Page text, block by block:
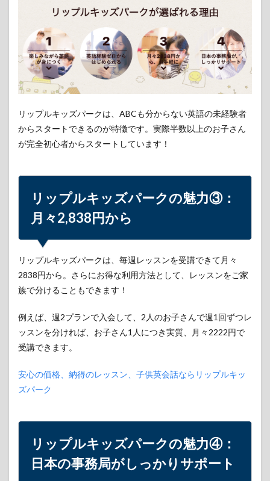
③：
月々
2,838
円か
ら
4
プル
キッ
ズパ
ーク
日本
の事
務局
がし
りサ
ポー
5
プル
キッ
ズパ
ーク
⑤：
「子
オン
ン英
会話
講師
リップルキッズパークは、ABCも分からない英語の未経験者
からスタートできるのが特徴です。実際半数以上のお子さん
が完全初心者からスタートしています！
リップルキッズパークの魅力③：
月々2,838円から
リップルキッズパークは、毎週レッスンを受講できて月々
2838円から。さらにお得な利用方法として、レッスンをご家
族で分けることもできます！
例えば、週2プランで入会して、2人のお子さんで週1回ずつレ
ッスンを分ければ、お子さん1人につき実質、月々2222円で
受講できます。
安心の価格、納得のレッスン、子供英会話ならリップルキッ
ズパーク
リップルキッズパークの魅力④：
日本の事務局がしっかりサポート